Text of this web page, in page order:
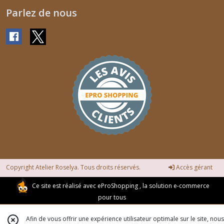
Parlez de nous
Copyright Atelier Roselya. Tous droits réservés. Accès gérant
Ce site est réalisé avec eProShopping , la solution e-commerce
pour tous
Afin de vous offrir une expérience utilisateur optimale sur le site, nous